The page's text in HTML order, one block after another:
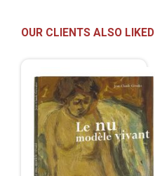
OUR CLIENTS ALSO LIKED